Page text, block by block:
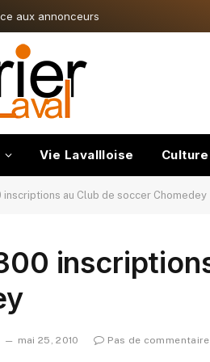
aux annonceurs
Vie Lavallloise Culture
inscriptions au Club de soccer Chomedey
mai 25, 2010 Pas de commentaire